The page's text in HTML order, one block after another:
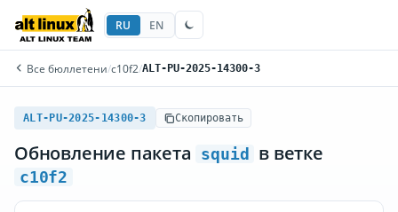
RU EN
Все бюллетени/c10f2/ALT-PU-2025-14300-3
ALT-PU-2025-14300-3 Скопировать
Обновление пакета squid в ветке
c10f2